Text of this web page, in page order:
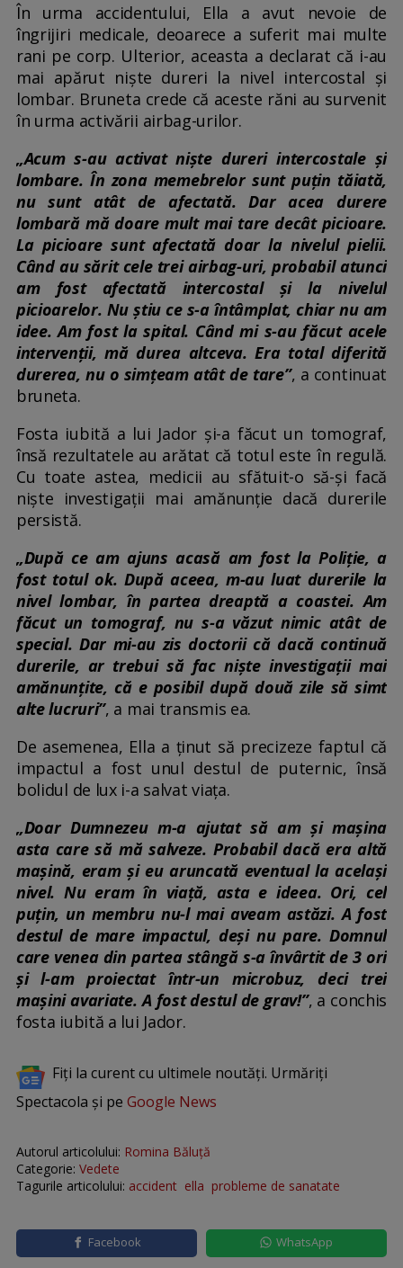
În urma accidentului, Ella a avut nevoie de
îngrijiri medicale, deoarece a suferit mai multe
rani pe corp. Ulterior, aceasta a declarat că i-au
mai apărut niște dureri la nivel intercostal și
lombar. Bruneta crede că aceste răni au survenit
în urma activării airbag-urilor.
„Acum s-au activat niște dureri intercostale și
lombare. În zona memebrelor sunt puțin tăiată,
nu sunt atât de afectată. Dar acea durere
lombară mă doare mult mai tare decât picioare.
La picioare sunt afectată doar la nivelul pielii.
Când au sărit cele trei airbag-uri, probabil atunci
am fost afectată intercostal și la nivelul
picioarelor. Nu știu ce s-a întâmplat, chiar nu am
idee. Am fost la spital. Când mi s-au făcut acele
intervenții, mă durea altceva. Era total diferită
durerea, nu o simțeam atât de tare”, a continuat
bruneta.
Fosta iubită a lui Jador și-a făcut un tomograf,
însă rezultatele au arătat că totul este în regulă.
Cu toate astea, medicii au sfătuit-o să-și facă
niște investigații mai amănunție dacă durerile
persistă.
„După ce am ajuns acasă am fost la Poliție, a
fost totul ok. După aceea, m-au luat durerile la
nivel lombar, în partea dreaptă a coastei. Am
făcut un tomograf, nu s-a văzut nimic atât de
special. Dar mi-au zis doctorii că dacă continuă
durerile, ar trebui să fac niște investigații mai
amănunțite, că e posibil după două zile să simt
alte lucruri”, a mai transmis ea.
De asemenea, Ella a ținut să precizeze faptul că
impactul a fost unul destul de puternic, însă
bolidul de lux i-a salvat viața.
„Doar Dumnezeu m-a ajutat să am și mașina
asta care să mă salveze. Probabil dacă era altă
mașină, eram și eu aruncată eventual la același
nivel. Nu eram în viață, asta e ideea. Ori, cel
puțin, un membru nu-l mai aveam astăzi. A fost
destul de mare impactul, deși nu pare. Domnul
care venea din partea stângă s-a învârtit de 3 ori
și l-am proiectat într-un microbuz, deci trei
mașini avariate. A fost destul de grav!”, a conchis
fosta iubită a lui Jador.
Fiți la curent cu ultimele noutăți. Urmăriți
Spectacola și pe Google News
Autorul articolului: Romina Băluță
Categorie: Vedete
Tagurile articolului: accident ella probleme de sanatate
Facebook WhatsApp